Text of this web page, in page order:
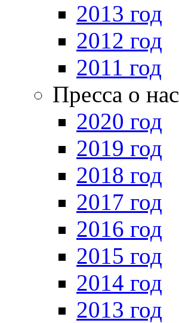
2013 год
2012 год
2011 год
Пресса о нас
2020 год
2019 год
2018 год
2017 год
2016 год
2015 год
2014 год
2013 год